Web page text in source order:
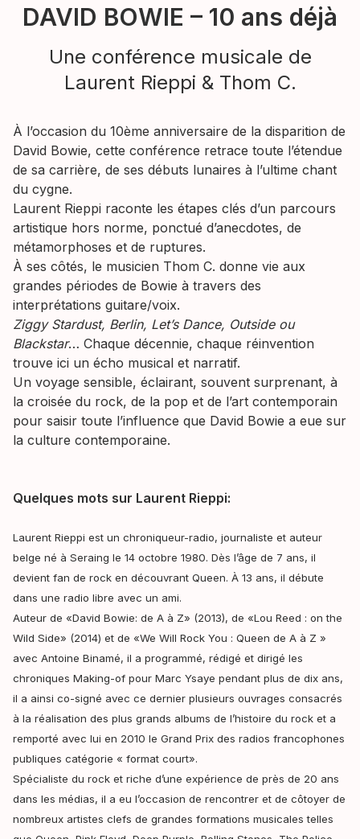
DAVID BOWIE – 10 ans déjà
Une conférence musicale de
Laurent Rieppi & Thom C.
À l’occasion du 10ème anniversaire de la disparition de
David Bowie, cette conférence retrace toute l’étendue
de sa carrière, de ses débuts lunaires à l’ultime chant
du cygne.
Laurent Rieppi raconte les étapes clés d’un parcours
artistique hors norme, ponctué d’anecdotes, de
métamorphoses et de ruptures.
À ses côtés, le musicien Thom C. donne vie aux
grandes périodes de Bowie à travers des
interprétations guitare/voix.
Ziggy Stardust, Berlin, Let’s Dance, Outside ou
Blackstar… Chaque décennie, chaque réinvention
trouve ici un écho musical et narratif.
Un voyage sensible, éclairant, souvent surprenant, à
la croisée du rock, de la pop et de l’art contemporain
pour saisir toute l’influence que David Bowie a eue sur
la culture contemporaine.
Quelques mots sur Laurent Rieppi:
Laurent Rieppi est un chroniqueur-radio, journaliste et auteur
belge né à Seraing le 14 octobre 1980. Dès l’âge de 7 ans, il
devient fan de rock en découvrant Queen. À 13 ans, il débute
dans une radio libre avec un ami.
Auteur de «David Bowie: de A à Z» (2013), de «Lou Reed : on the
Wild Side» (2014) et de «We Will Rock You : Queen de A à Z »
avec Antoine Binamé, il a programmé, rédigé et dirigé les
chroniques Making-of pour Marc Ysaye pendant plus de dix ans,
il a ainsi co-signé avec ce dernier plusieurs ouvrages consacrés
à la réalisation des plus grands albums de l’histoire du rock et a
remporté avec lui en 2010 le Grand Prix des radios francophones
publiques catégorie « format court».
Spécialiste du rock et riche d’une expérience de près de 20 ans
dans les médias, il a eu l’occasion de rencontrer et de côtoyer de
nombreux artistes clefs de grandes formations musicales telles